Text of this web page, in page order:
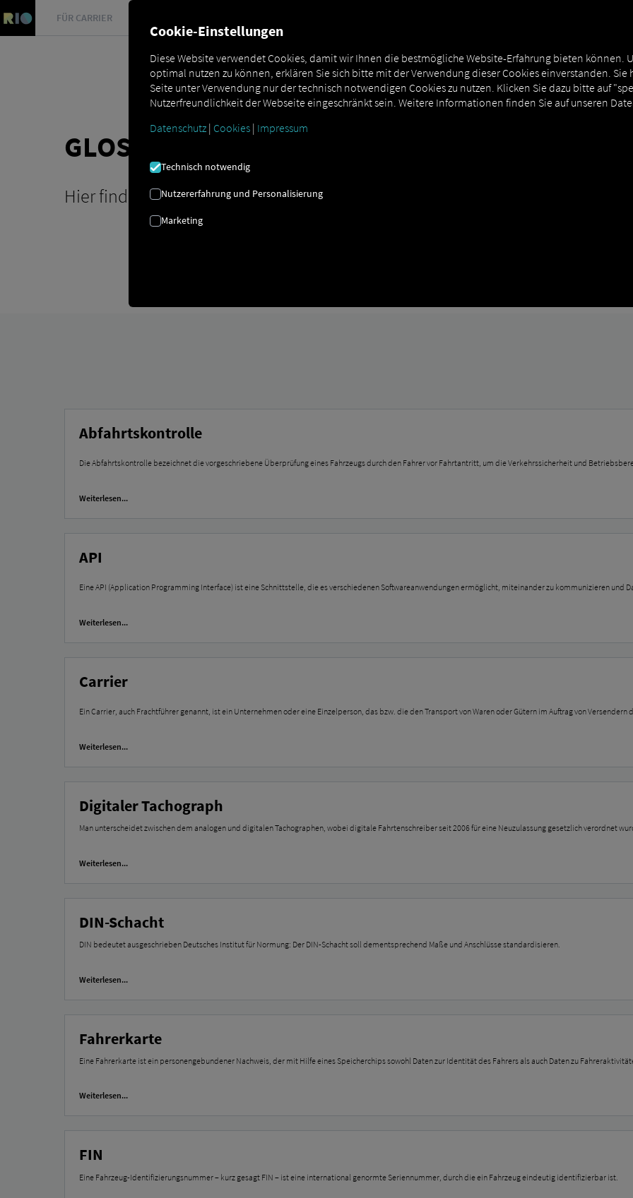
FÜR CARRIER
GLOSSAR
Hier finden Sie alle Begriffserklärungen zu Themen rund um RIO, Logistik
Abfahrtskontrolle
Die Abfahrtskontrolle bezeichnet die vorgeschriebene Überprüfung eines Fahrzeugs durch den Fahrer vor Fahrtantritt, um die Verkehrssicherheit und
Weiterlesen...
API
Eine API (Application Programming Interface) ist eine Schnittstelle, die es verschiedenen Softwareanwendungen ermöglicht, miteinander zu kommunizieren und
Weiterlesen...
Carrier
Ein Carrier, auch Frachtführer genannt, ist ein Unternehmen oder eine Einzelperson, das bzw. die den Transport von Waren oder Gütern im Auftrag von Versendern
Weiterlesen...
Digitaler Tachograph
Man unterscheidet zwischen dem analogen und digitalen Tachographen, wobei digitale Fahrtenschreiber seit 2006 für eine Neuzulassung gesetzlich verordnet
Weiterlesen...
DIN-Schacht
DIN bedeutet ausgeschrieben Deutsches Institut für Normung: Der DIN-Schacht soll dementsprechend Maße und Anschlüsse standardisieren.
Weiterlesen...
Fahrerkarte
Eine Fahrerkarte ist ein personengebundener Nachweis, der mit Hilfe eines Speicherchips sowohl Daten zur Identität des Fahrers als auch Daten zu
Weiterlesen...
FIN
Eine Fahrzeug-Identifizierungsnummer – kurz gesagt FIN – ist eine international genormte Seriennummer, durch die ein Fahrzeug eindeutig identifizierbar ist.
Cookie-Einstellungen
Diese Website verwendet Cookies, damit wir Ihnen die bestmögliche Website-Erfahrung bieten können.
optimal nutzen zu können, erklären Sie sich bitte mit der Verwendung dieser Cookies einverstanden.
Seite unter Verwendung nur der technisch notwendigen Cookies zu nutzen. Klicken Sie dazu bitte auf
Nutzerfreundlichkeit der Webseite eingeschränkt sein. Weitere Informationen finden Sie auf unseren
Datenschutz | Cookies | Impressum
Technisch notwendig
Nutzererfahrung und Personalisierung
Marketing